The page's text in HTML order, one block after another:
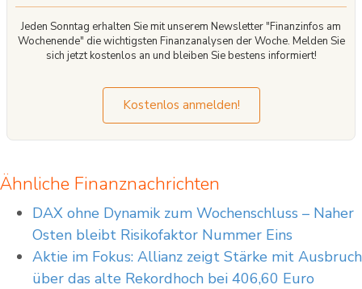
Jeden Sonntag erhalten Sie mit unserem Newsletter "Finanzinfos am
Wochenende" die wichtigsten Finanzanalysen der Woche. Melden Sie
sich jetzt kostenlos an und bleiben Sie bestens informiert!
Kostenlos anmelden!
Ähnliche Finanznachrichten
DAX ohne Dynamik zum Wochenschluss – Naher
Osten bleibt Risikofaktor Nummer Eins
Aktie im Fokus: Allianz zeigt Stärke mit Ausbruch
über das alte Rekordhoch bei 406,60 Euro